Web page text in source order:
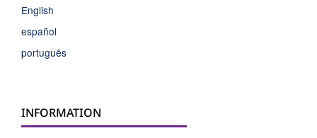
English
español
português
INFORMATION